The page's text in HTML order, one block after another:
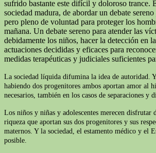
sufrido bastante este difícil y doloroso trance.
sociedad madura, de abordar un debate
pero pleno de voluntad para proteger los
mañana. Un debate sereno para atender las
debidamente los niños, hacer la detección en
actuaciones decididas y eficaces para
medidas terapéuticas y judiciales suficientes
La sociedad líquida difumina la idea de autoridad.
habiendo dos progenitores ambos aportan amor al
necesarios, también en los casos de separaciones y
Los niños y niñas y adolescentes merecen disfrutar
riqueza que aportan sus dos progenitores y sus
maternos. Y la sociedad, el estamento médico y el
posible.